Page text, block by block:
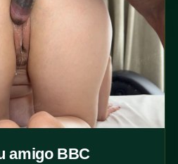
amigo BBC